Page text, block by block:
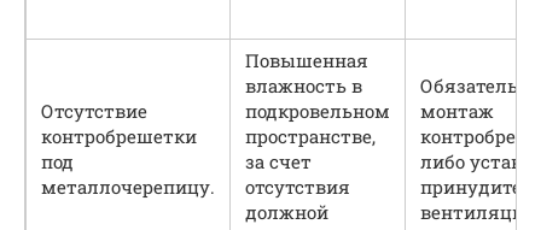
Отсутствие
контробрешетки
под
металлочерепицу.
Повышенная
влажность в
подкровельном
пространстве,
за счет
отсутствия
должной
монтаж
либо
вентиляции.